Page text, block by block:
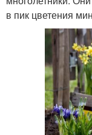
в пик цветения